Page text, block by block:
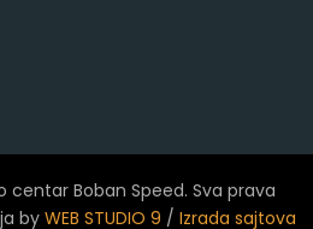
centar Boban Speed. Sva prava
by WEB STUDIO 9 / Izrada sajtova